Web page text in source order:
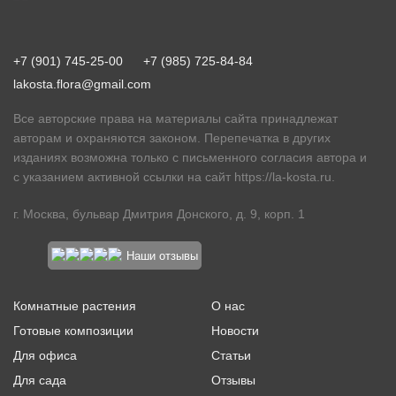
+7 (901) 745-25-00
+7 (985) 725-84-84
lakosta.flora@gmail.com
Все авторские права на материалы сайта принадлежат
авторам и охраняются законом. Перепечатка в других
изданиях возможна только с письменного согласия автора и
с указанием активной ссылки на сайт https://la-kosta.ru
г. Москва, бульвар Дмитрия Донского, д. 9, корп. 1
Наши отзывы
Комнатные растения
Готовые композиции
Для офиса
Для сада
О нас
Новости
Статьи
Отзывы